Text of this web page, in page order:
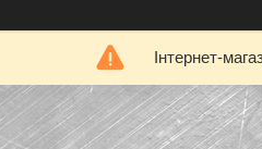
Інтернет-